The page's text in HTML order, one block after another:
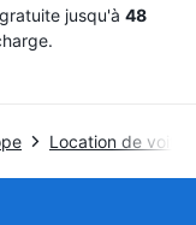
jusqu'à 48
Location de